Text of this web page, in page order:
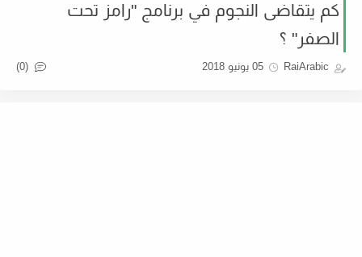
كم يتقاضى النجوم في برنامج "رامز تحت
الصفر" ؟
RaiArabic 05 يونيو 2018 (0)